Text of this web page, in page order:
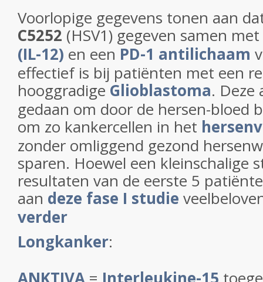
Voorlopige gegevens tonen aan
C5252 (HSV1) gegeven samen met
(IL-12) en een PD-1 antilichaam
effectief is bij patiënten met een
hooggradige Glioblastoma. Deze
gedaan om door de hersen-bloed
om zo kankercellen in het
zonder omliggend gezond
sparen. Hoewel een kleinschalige
resultaten van de eerste 5
aan deze fase I studie
verder
Longkanker: